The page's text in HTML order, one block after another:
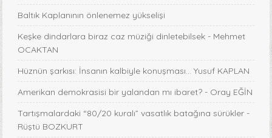
Baltık Kaplanının önlenemez yükselişi
Keşke dindarlara biraz caz müziği dinletebilsek - Mehmet
OCAKTAN
Hüznün şarkısı: İnsanın kalbiyle konuşması... Yusuf KAPLAN
Amerikan demokrasisi bir yalandan mı ibaret? - Oray EĞİN
Tartışmalardaki “80/20 kuralı” vasatlık batağına sürükler -
Rüştü BOZKURT